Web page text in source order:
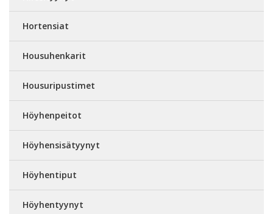
Hortensiat
Housuhenkarit
Housuripustimet
Höyhenpeitot
Höyhensisätyynyt
Höyhentiput
Höyhentyynyt